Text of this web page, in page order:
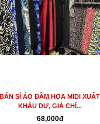
BÁN SỈ ÁO ĐẦM HOA MIDI XUẤT
KHẨU DƯ, GIÁ CHỈ...
68,000đ